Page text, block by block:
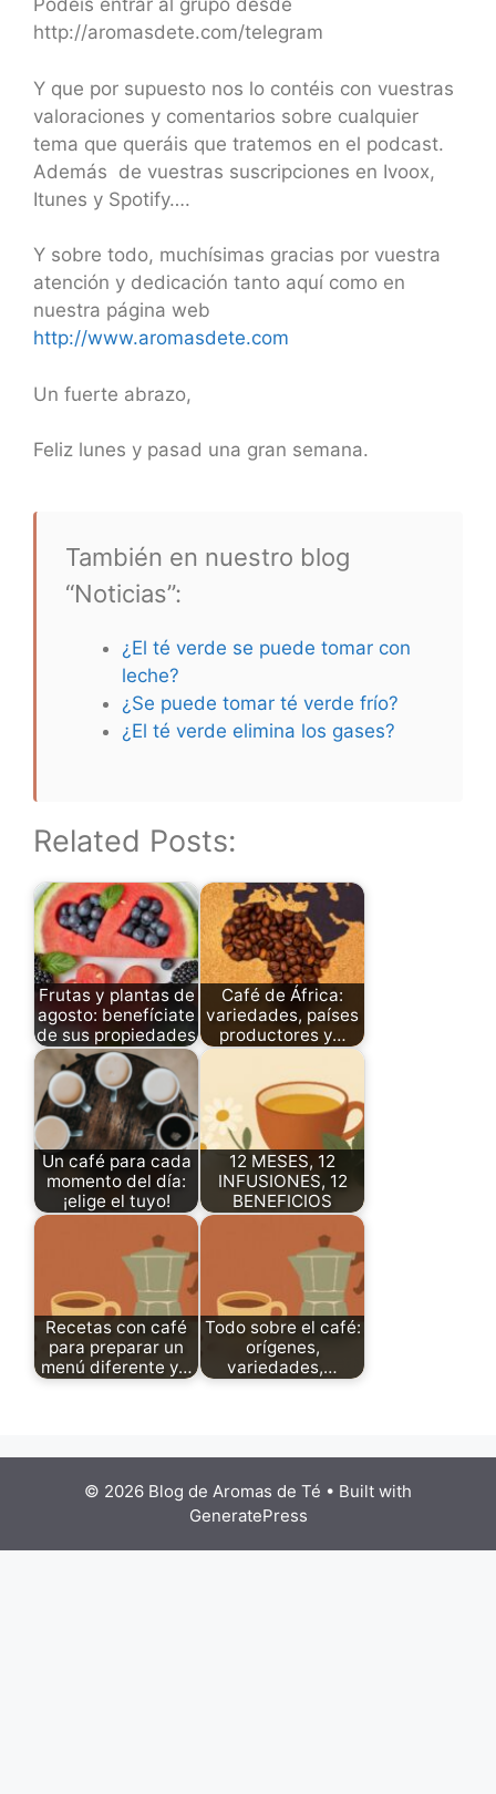
Podéis entrar al grupo desde
http://aromasdete.com/telegram
Y que por supuesto nos lo contéis con vuestras
valoraciones y comentarios sobre cualquier
tema que queráis que tratemos en el podcast.
Además de vuestras suscripciones en Ivoox,
Itunes y Spotify….
Y sobre todo, muchísimas gracias por vuestra
atención y dedicación tanto aquí como en
nuestra página web
http://www.aromasdete.com
Un fuerte abrazo,
Feliz lunes y pasad una gran semana.
También en nuestro blog
“Noticias”:
¿El té verde se puede tomar con
leche?
¿Se puede tomar té verde frío?
¿El té verde elimina los gases?
Related Posts:
Frutas y plantas de
agosto: benefíciate
de sus propiedades
Café de África:
variedades, países
productores y…
Un café para cada
momento del día:
¡elige el tuyo!
12 MESES, 12
INFUSIONES, 12
BENEFICIOS
Recetas con café
para preparar un
menú diferente y…
Todo sobre el café:
orígenes,
variedades,…
© 2026 Blog de Aromas de Té • Built with
GeneratePress